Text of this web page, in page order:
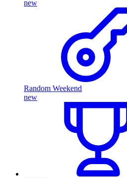
new
Random Weekend
new